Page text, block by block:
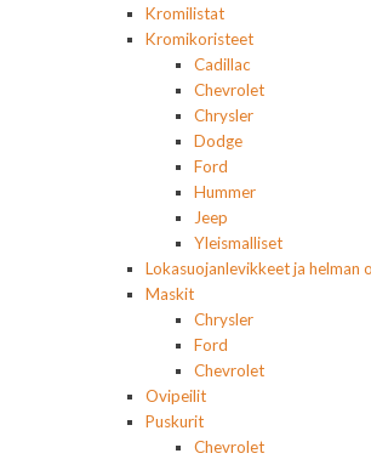
Kromilistat
Kromikoristeet
Cadillac
Chevrolet
Chrysler
Dodge
Ford
Hummer
Jeep
Yleismalliset
Lokasuojanlevikkeet ja helman
Maskit
Chrysler
Ford
Chevrolet
Ovipeilit
Puskurit
Chevrolet